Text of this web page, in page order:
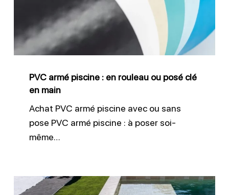
rouleau
ou
main
PVC armé piscine : en rouleau ou posé clé
en main
Achat PVC armé piscine avec ou sans
pose PVC armé piscine : à poser soi-
même…
Entretien